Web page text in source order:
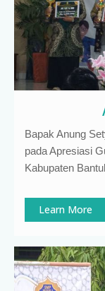
Bapak Anung
pada Apresiasi
Kabupaten
Learn More